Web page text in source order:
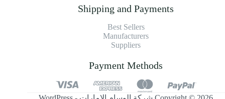
Shipping and Payments
Best Sellers
Manufacturers
Suppliers
Payment Methods